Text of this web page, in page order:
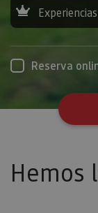
Reserva
Hemos